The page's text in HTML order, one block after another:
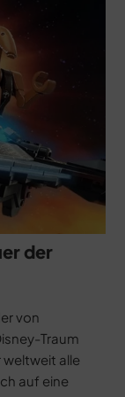
der
von
Traum
weltweit alle
auf eine